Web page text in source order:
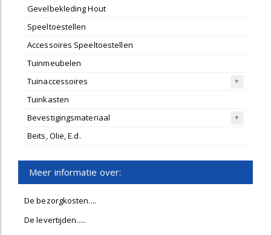
Gevelbekleding Hout
Speeltoestellen
Accessoires Speeltoestellen
Tuinmeubelen
Tuinaccessoires
Tuinkasten
Bevestigingsmateriaal
Beits, Olie, E.d.
Meer informatie over:
De bezorgkosten....
De levertijden.....